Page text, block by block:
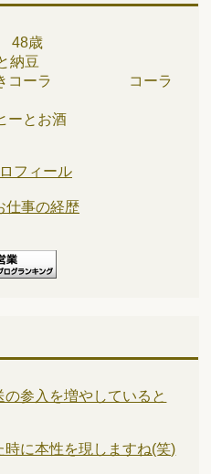
48歳
納豆
きコーラ コーラ
とお酒
フィール
仕事の経歴
参入を増やしていると
時に本性を現しますね(笑)